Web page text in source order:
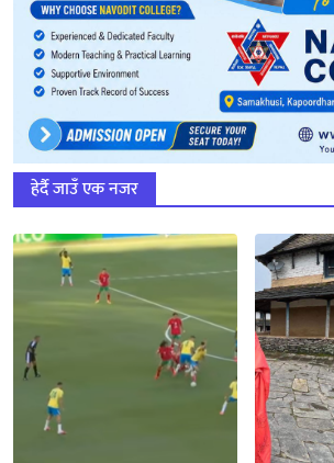
हेर्दै जाउँ एक नजर